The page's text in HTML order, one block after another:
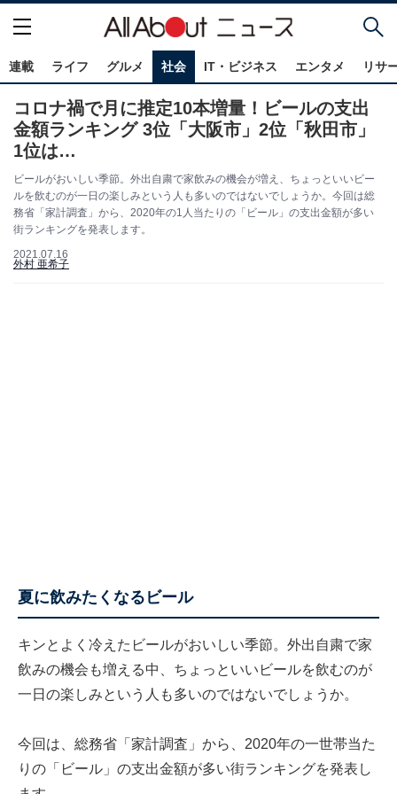
連載 ライフ グルメ 社会 IT・ビジネス エンタメ リサ
コロナ禍で月に推定10本増量！ビールの支出
金額ランキング 3位「大阪市」2位「秋田市」
1位は…
ビールがおいしい季節。外出自粛で家飲みの機会が増え、ちょっといいビー
ルを飲むのが一日の楽しみという人も多いのではないでしょうか。今回は総
務省「家計調査」から、2020年の1人当たりの「ビール」の支出金額が多い
街ランキングを発表します。
2021.07.16
外村 亜希子
夏に飲みたくなるビール
キンとよく冷えたビールがおいしい季節。外出自粛で家
飲みの機会も増える中、ちょっといいビールを飲むのが
一日の楽しみという人も多いのではないでしょうか。
今回は、総務省「 家計調査 」から、2020年の一世帯当た
りの「ビール」の支出金額が多い街ランキングを発表し